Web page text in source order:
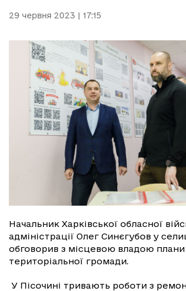
29 червня 2023 | 17:15
Начальник Харківської обласної
адміністрації Олег Синєгубов у
обговорив з місцевою владою
територіальної громади.
У Пісочині тривають роботи з